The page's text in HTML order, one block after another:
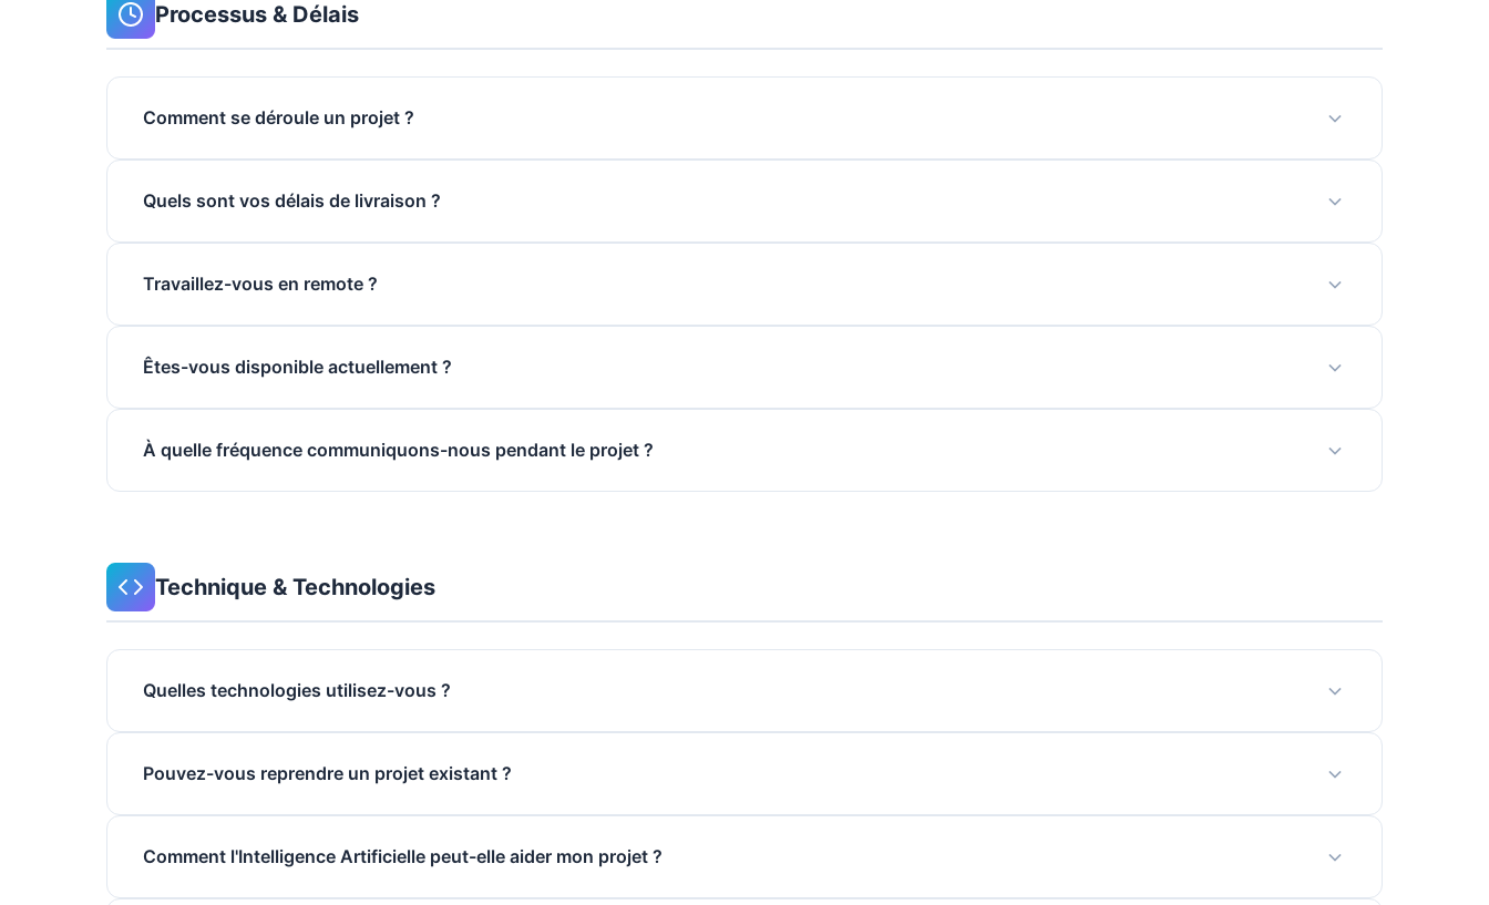
Processus & Délais
Comment se déroule un projet ?
Quels sont vos délais de livraison ?
Travaillez-vous en remote ?
Êtes-vous disponible actuellement ?
À quelle fréquence communiquons-nous pendant le projet ?
Technique & Technologies
Quelles technologies utilisez-vous ?
Pouvez-vous reprendre un projet existant ?
Comment l'Intelligence Artificielle peut-elle aider mon projet ?